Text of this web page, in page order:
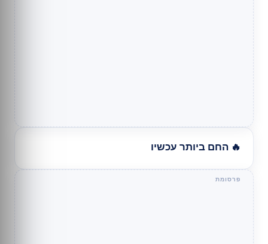
🔥 החם ביותר עכשיו